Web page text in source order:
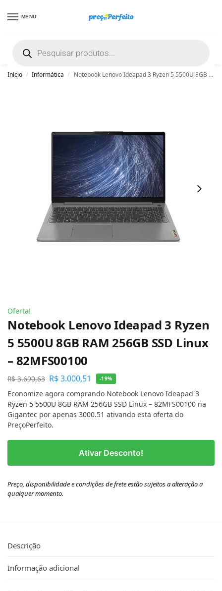
MENU
Início / Informática / Notebook Lenovo Ideapad 3 Ryzen 5 5500U 8GB RAM 256GB SSD Linux – 82MFS00100
Oferta!
Notebook Lenovo Ideapad 3 Ryzen
5 5500U 8GB RAM 256GB SSD Linux
– 82MFS00100
R$3.690,63 R$3.000,51 -19%
Economize agora comprando Notebook Lenovo Ideapad 3
Ryzen 5 5500U 8GB RAM 256GB SSD Linux – 82MFS00100 na
Gigantec por apenas 3000.51 ativando esta oferta do
PreçoPerfeito.
Ativar Desconto!
Preço, disponibilidade e condições de frete estão sujeitos a alteração a
qualquer momento.
Descrição
Informação adicional